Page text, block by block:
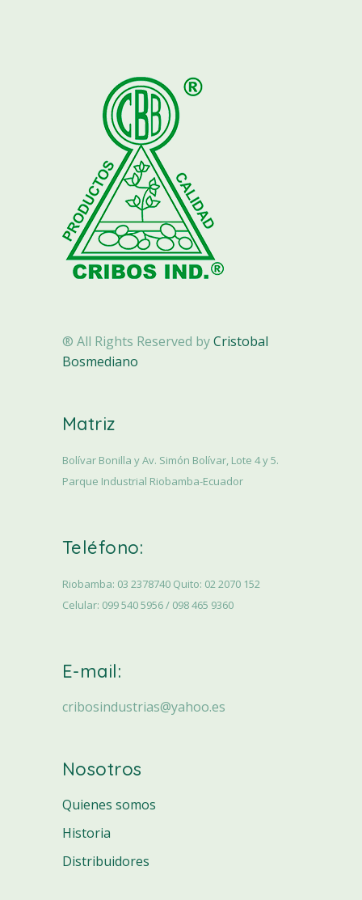
® All Rights Reserved byCristobal
Bosmediano
Matriz
Bolívar Bonilla y Av. Simón Bolívar, Lote 4 y 5.
Parque Industrial Riobamba-Ecuador
Teléfono:
Riobamba: 03 2378740 Quito: 02 2070 152
Celular: 099 540 5956 / 098 465 9360
E-mail:
cribosindustrias@yahoo.es
Nosotros
Quienes somos
Historia
Distribuidores